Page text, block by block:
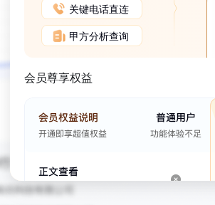
关键电话直连
甲方分析查询
会员尊享权益